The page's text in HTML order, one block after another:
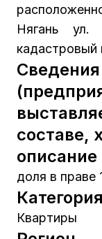
Нягань
кадастровый
составе,
описание
доля в
Категория
Квартиры